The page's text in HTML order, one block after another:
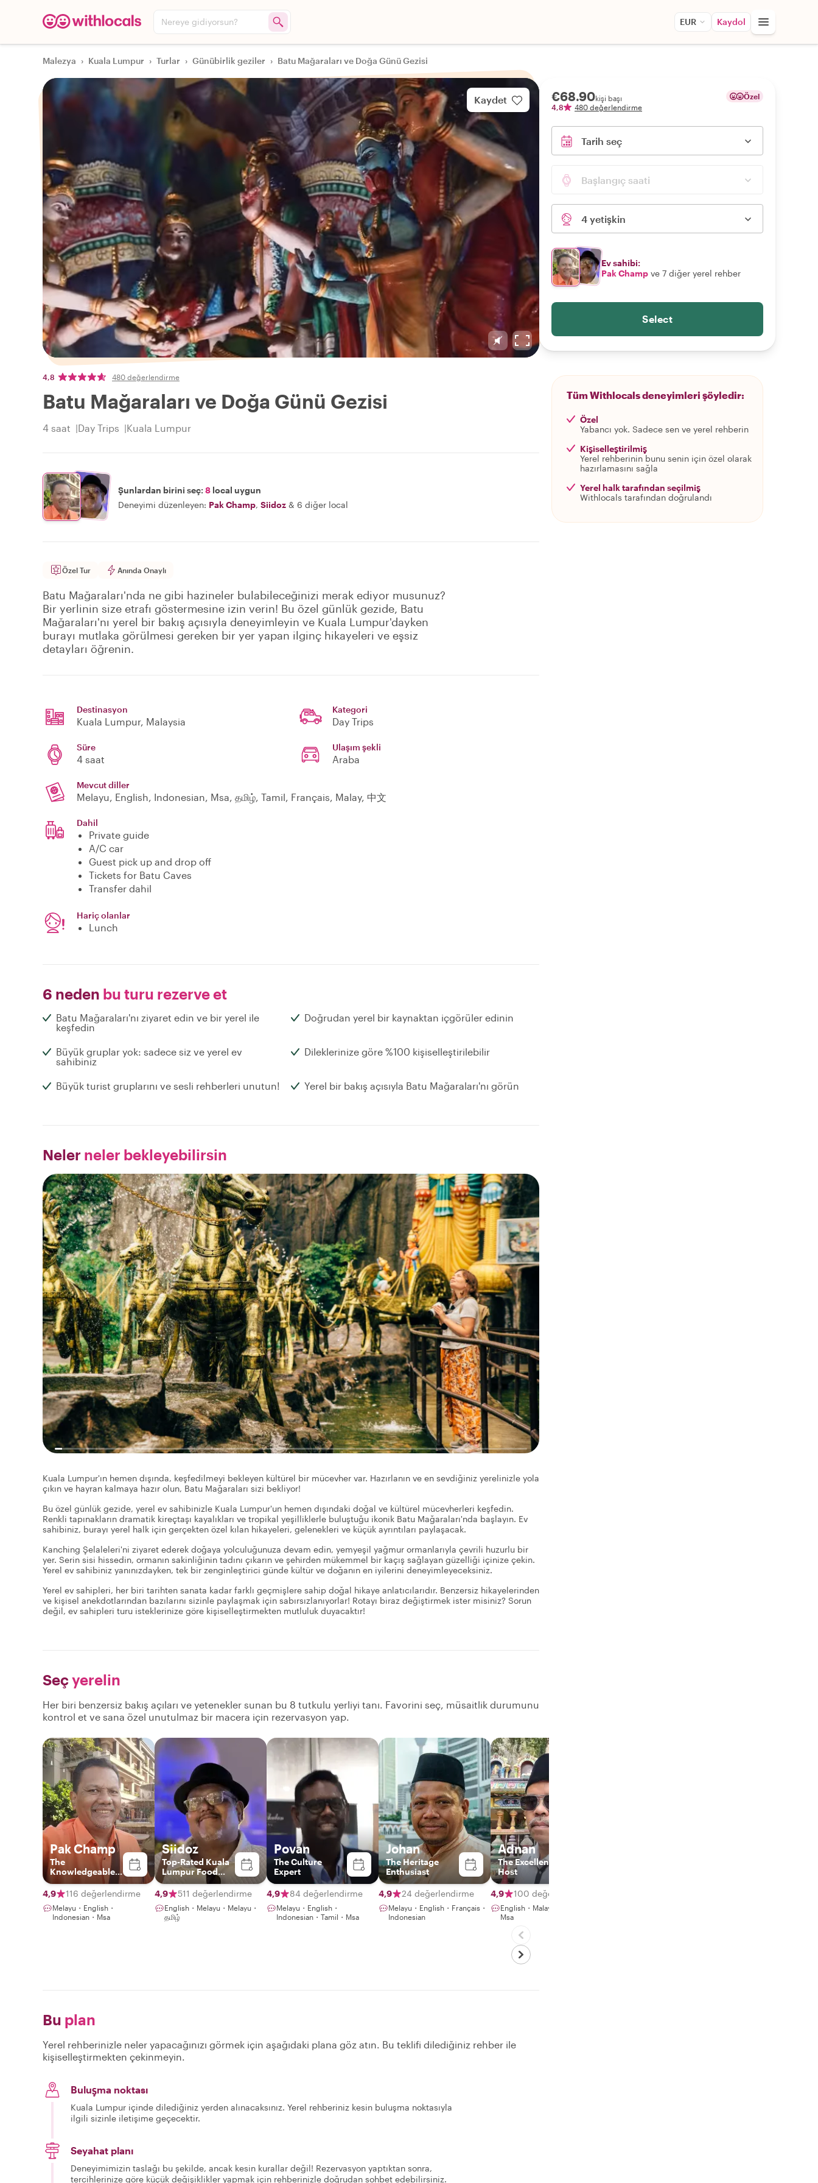
Nereye gidiyorsun? EUR Kaydol
Malezya › Kuala Lumpur › Turlar › Günübirlik geziler › Batu Mağaraları ve Doğa Günü Gezisi
Kaydet
4,8 480 değerlendirme
Batu Mağaraları ve Doğa Günü Gezisi
4 saat Day Trips Kuala Lumpur
Şunlardan birini seç:8 local uygun
Deneyimi düzenleyen: Pak Champ, Siidoz & 6 diğer local
Özel Tur Anında Onaylı
Batu Mağaraları'nda ne gibi hazineler bulabileceğinizi merak ediyor musunuz?
Bir yerlinin size etrafı göstermesine izin verin! Bu özel günlük gezide, Batu
Mağaraları'nı yerel bir bakış açısıyla deneyimleyin ve Kuala Lumpur'dayken
burayı mutlaka görülmesi gereken bir yer yapan ilginç hikayeleri ve eşsiz
detayları öğrenin.
Destinasyon
Kuala Lumpur, Malaysia
Kategori
Day Trips
Süre
4 saat
Ulaşım şekli
Araba
Mevcut diller
Melayu, English, Indonesian, Msa, தமிழ், Tamil, Français, Malay, 中文
Dahil
Private guide
A/C car
Guest pick up and drop off
Tickets for Batu Caves
Transfer dahil
Hariç olanlar
Lunch
6 neden bu turu rezerve et
Batu Mağaraları'nı ziyaret edin ve bir yerel ile
keşfedin
Doğrudan yerel bir kaynaktan içgörüler edinin
Büyük gruplar yok: sadece siz ve yerel ev
sahibiniz
Dileklerinize göre %100 kişiselleştirilebilir
Büyük turist gruplarını ve sesli rehberleri unutun! Yerel bir bakış açısıyla Batu Mağaraları'nı görün
Neler neler bekleyebilirsin
Kuala Lumpur'ın hemen dışında, keşfedilmeyi bekleyen kültürel bir mücevher var. Hazırlanın ve en sevdiğiniz yerelinizle yola
çıkın ve hayran kalmaya hazır olun, Batu Mağaraları sizi bekliyor!
Bu özel günlük gezide, yerel ev sahibinizle Kuala Lumpur'un hemen dışındaki doğal ve kültürel mücevherleri keşfedin.
Renkli tapınakların dramatik kireçtaşı kayalıkları ve tropikal yeşilliklerle buluştuğu ikonik Batu Mağaraları'nda başlayın. Ev
sahibiniz, burayı yerel halk için gerçekten özel kılan hikayeleri, gelenekleri ve küçük ayrıntıları paylaşacak.
Kanching Şelaleleri'ni ziyaret ederek doğaya yolculuğunuza devam edin, yemyeşil yağmur ormanlarıyla çevrili huzurlu bir
yer. Serin sisi hissedin, ormanın sakinliğinin tadını çıkarın ve şehirden mükemmel bir kaçış sağlayan güzelliği içinize çekin.
Yerel ev sahibiniz yanınızdayken, tek bir zenginleştirici günde kültür ve doğanın en iyilerini deneyimleyeceksiniz.
Yerel ev sahipleri, her biri tarihten sanata kadar farklı geçmişlere sahip doğal hikaye anlatıcılarıdır. Benzersiz hikayelerinden
ve kişisel anekdotlarından bazılarını sizinle paylaşmak için sabırsızlanıyorlar! Rotayı biraz değiştirmek ister misiniz? Sorun
değil, ev sahipleri turu isteklerinize göre kişiselleştirmekten mutluluk duyacaktır!
Seçyerelin
Her biri benzersiz bakış açıları ve yetenekler sunan bu 8 tutkulu yerliyi tanı. Favorini seç, müsaitlik durumunu
kontrol et ve sana özel unutulmaz bir macera için rezervasyon yap.
Pak Champ
The
Knowledgeable
Guide
4,9
116 değerlendirme
Melayu・English・
Indonesian・Msa
Siidoz
Top-Rated Kuala
Lumpur Food
Experience Host
4,9
511 değerlendirme
English・Melayu・Melayu・
தமிழ்
Povan
The Culture
Expert
4,9 84 değerlendirme
Melayu・English・
Indonesian・Tamil・Msa
Johan
The Heritage
Enthusiast
4,9 24 değerlendirme
Melayu・English・Français・
Indonesian
Adnan
The Excellent
Host
4,9 100 değerlendirme
English・Malay・Melayu・
Msa
Bu plan
Yerel rehberinizle neler yapacağınızı görmek için aşağıdaki plana göz atın. Bu teklifi dilediğiniz rehber ile
kişiselleştirmekten çekinmeyin.
Buluşma noktası
Kuala Lumpur içinde dilediğiniz yerden alınacaksınız. Yerel rehberiniz kesin buluşma noktasıyla
ilgili sizinle iletişime geçecektir.
Seyahat planı
Deneyimimizin taslağı bu şekilde, ancak kesin kurallar değil! Rezervasyon yaptıktan sonra,
tercihlerinize göre küçük değişiklikler yapmak için rehberinizle doğrudan sohbet edebilirsiniz.
€68.90kişi başı
4,8
480 değerlendirme
Özel
Tarih seç
Başlangıç saati
4 yetişkin
Ev sahibi:
Pak Champ ve 7 diğer yerel rehber
Select
Tüm Withlocals deneyimleri şöyledir:
Özel
Yabancı yok. Sadece sen ve yerel rehberin
Kişiselleştirilmiş
Yerel rehberinin bunu senin için özel olarak
hazırlamasını sağla
Yerel halk tarafından seçilmiş
Withlocals tarafından doğrulandı